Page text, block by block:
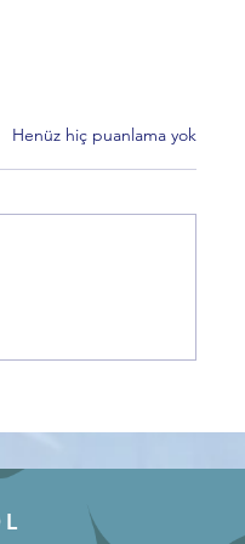
Eleştirisi:
Henüz hiç puanlama yok